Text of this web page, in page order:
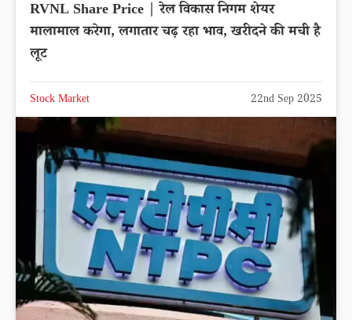
RVNL Share Price | रेल विकास निगम शेयर
मालामाल करेगा, लगातार चढ़ रहा भाव, खरीदने की मची है
लूट
Stock Market 22nd Sep 2025